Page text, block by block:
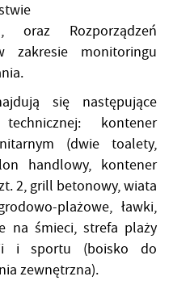
oraz Rozporządzeń
zakresie monitoringu
się następujące
kontener
(dwie toalety,
handlowy, kontener
2, grill betonowy, wiata
plażowe, ławki,
na śmieci, strefa plaży
i sportu (boisko do
zewnętrzna).